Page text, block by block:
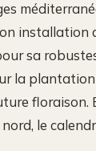
installation
sa
la
floraison.
le